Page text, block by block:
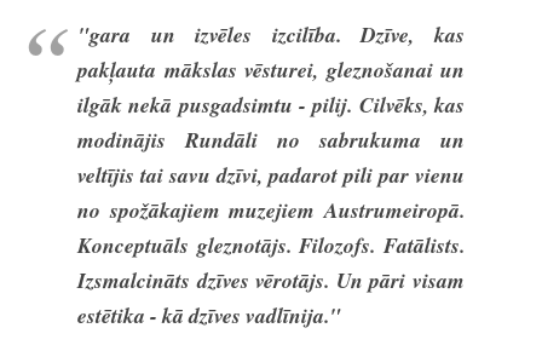
"gara un izvēles izcilība. Dzīve, kas
pakļauta mākslas vēsturei, gleznošanai un
ilgāk nekā pusgadsimtu - pilij. Cilvēks, kas
modinājis Rundāli no sabrukuma un
veltījis tai savu dzīvi, padarot pili par vienu
no spožākajiem muzejiem Austrumeiropā.
Konceptuāls gleznotājs. Filozofs. Fatālists.
Izsmalcināts dzīves vērotājs. Un pāri visam
estētika - kā dzīves vadlīnija."